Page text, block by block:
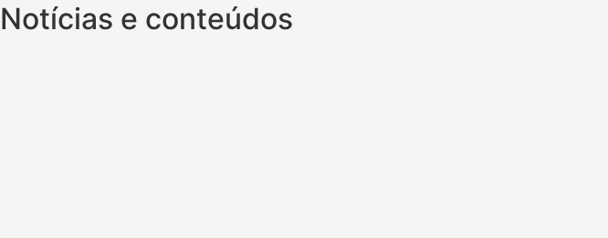
Notícias e conteúdos